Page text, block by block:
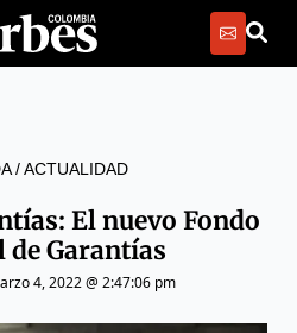
/ACTUALIDAD
El nuevo Fondo
de Garantías
4, 2022 @ 2:47:06 pm